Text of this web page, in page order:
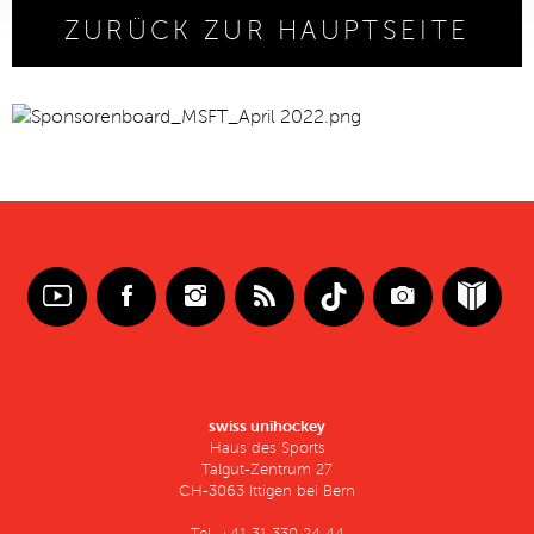
ZURÜCK ZUR HAUPTSEITE
swiss unihockey
Haus des Sports
Talgut-Zentrum 27
CH-3063 Ittigen bei Bern